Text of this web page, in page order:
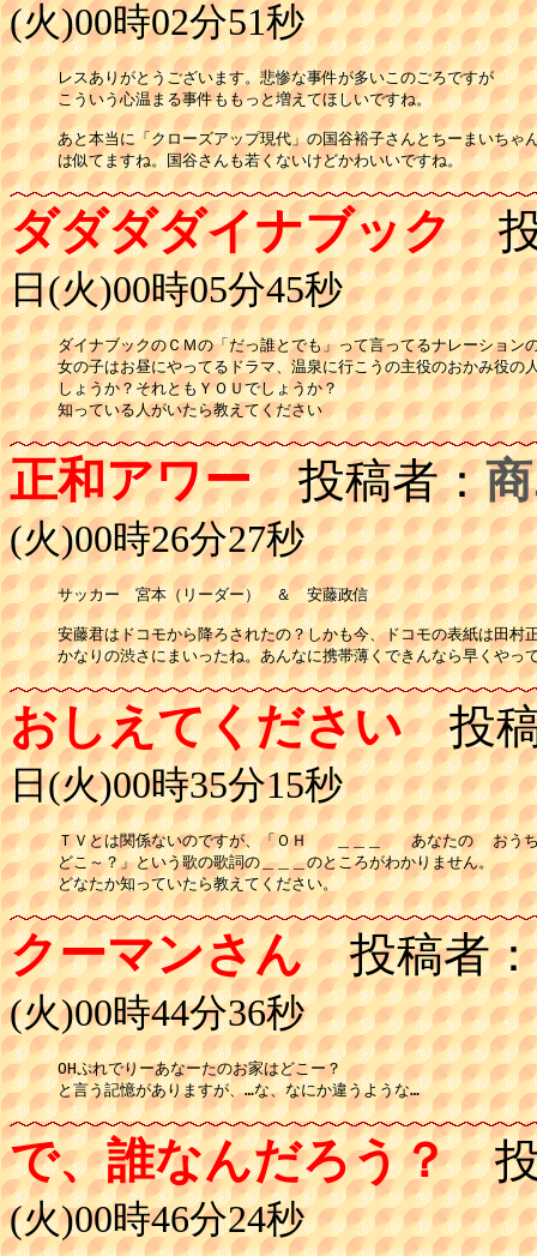
(火)00時02分51秒
レスありがとうございます。悲惨な事件が多いこのごろですが
こういう心温まる事件ももっと増えてほしいですね。
あと本当に「クローズアップ現代」の国谷裕子さんとちーまいちゃ
は似てますね。国谷さんも若くないけどかわいいですね。
ダダダダイナブック投
日(火)00時05分45秒
ダイナブックのＣＭの「だっ誰とでも」って言ってるナレーション
女の子はお昼にやってるドラマ、温泉に行こうの主役のおかみ役の
しょうか？それともＹＯＵでしょうか？
知っている人がいたら教えてください
正和アワー投稿者：
(火)00時26分27秒
サッカー　宮本（リーダー）　＆　安藤政信
安藤君はドコモから降ろされたの？しかも今、ドコモの表紙は田村
かなりの渋さにまいったね。あんなに携帯薄くできんなら早くやっ
おしえてください投稿
日(火)00時35分15秒
ＴＶとは関係ないのですが、「ＯＨ   ＿＿＿   あなたの  おう
どこ～？」という歌の歌詞の＿＿＿のところがわかりません。
どなたか知っていたら教えてください。
クーマンさん投稿者：
(火)00時44分36秒
OHぷれでりーあなーたのお家はどこー？
と言う記憶がありますが、…な、なにか違うような…
で、誰なんだろう？投
(火)00時46分24秒